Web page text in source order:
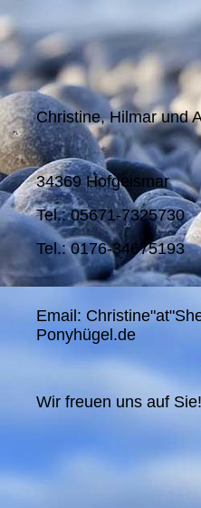
Christine, Hilmar und
34369 Hofgeismar
Tel.: 05671-7325730
Tel.: 0176-34675193
Email:
Ponyhügel.de
Wir freuen uns auf Sie!